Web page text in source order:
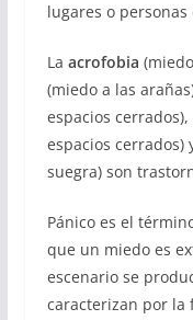
lugares o personas
La acrofobia
(miedo a las
espacios
espacios cerrados)
suegra) son
Pánico es el
que un miedo es
escenario se
caracterizan por la